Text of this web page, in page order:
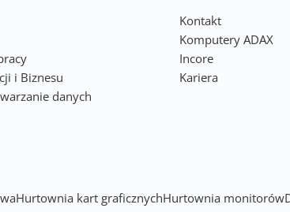
i Biznesu
danych
Kontakt
Komputery ADAX
Incore
Kariera
Hurtownia kart graficznychHurtownia monitorów